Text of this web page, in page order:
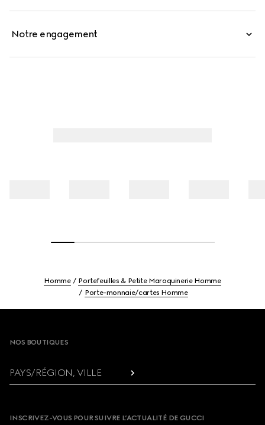
Notre engagement
Homme
Portefeuilles & Petite Maroquinerie Homme
Porte-monnaie/cartes Homme
NOS BOUTIQUES
PAYS/RÉGION, VILLE
INSCRIVEZ-VOUS POUR SUIVRE L’ACTUALITÉ DE GUCCI